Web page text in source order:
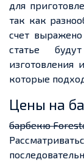
для
так как
счет
статье
изготовления
которые
Цены на
барбекю